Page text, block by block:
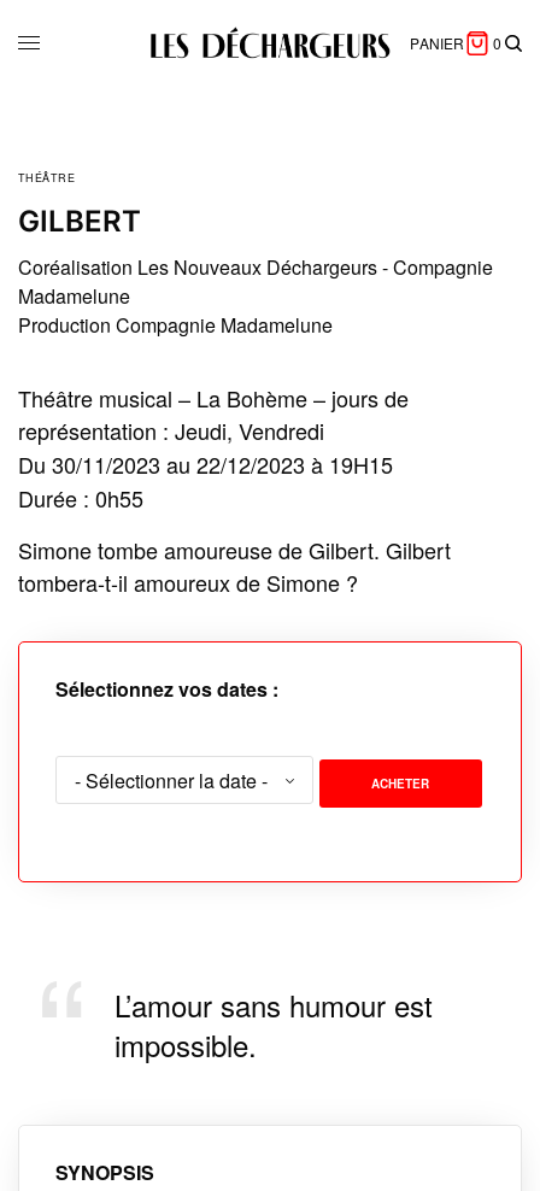
PANIER 0
THÉÂTRE
GILBERT
Coréalisation Les Nouveaux Déchargeurs - Compagnie
Madamelune
Production Compagnie Madamelune
Théâtre musical – La Bohème – jours de
représentation : Jeudi, Vendredi
Du 30/11/2023 au 22/12/2023 à 19H15
Durée : 0h55
Simone tombe amoureuse de Gilbert. Gilbert
tombera-t-il amoureux de Simone ?
Sélectionnez vos dates :
ACHETER
L’amour sans humour est
impossible.
SYNOPSIS